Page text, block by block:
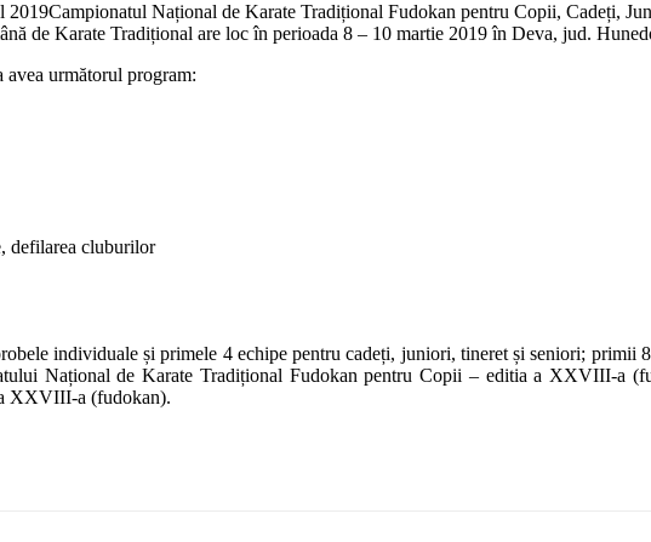
Campionatul Național de Karate Tradițional Fudokan pentru Copii, Cadeți,
de Karate Tradițional are loc în perioada 8 – 10 martie 2019 în Deva, jud.
avea următorul program:
defilarea cluburilor
individuale și primele 4 echipe pentru cadeți, juniori, tineret și seniori; primii
Național de Karate Tradițional Fudokan pentru Copii – editia a XXVIII-a
XXVIII-a (fudokan).